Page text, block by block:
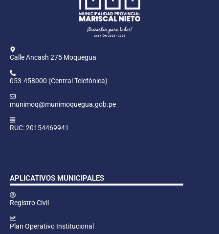
Calle Ancash 275 Moquegua
053-458000 (Central Telefónica)
munimoq@munimoquegua.gob.pe
RUC: 20154469941
APLICATIVOS MUNICIPALES
Registro Civil
Plan Operativo Institucional